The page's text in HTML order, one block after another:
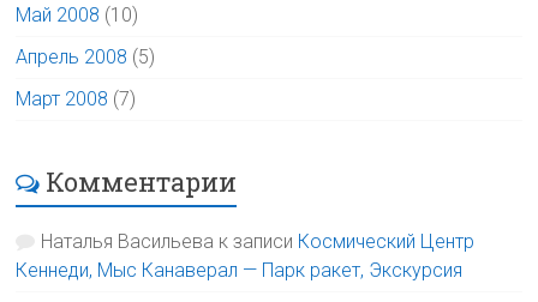
Май 2008 (10)
Апрель 2008 (5)
Март 2008 (7)
Комментарии
Наталья Васильева к записи Космический Центр
Кеннеди, Мыс Канаверал — Парк ракет, Экскурсия